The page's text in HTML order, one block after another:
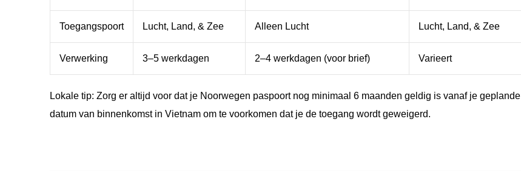
Toegangspoort Lucht, Land, & Zee Alleen Lucht Lucht, Land, & Zee
Verwerking 3–5 werkdagen 2–4 werkdagen (voor brief) Varieert
Lokale tip: Zorg er altijd voor dat je Noorwegen paspoort nog minimaal 6 maanden geldig is vanaf je geplande
datum van binnenkomst in Vietnam om te voorkomen dat je de toegang wordt geweigerd.